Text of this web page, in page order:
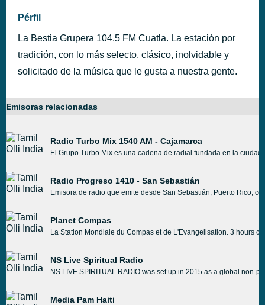
Pérfil
La Bestia Grupera 104.5 FM Cuatla. La estación por
tradición, con lo más selecto, clásico, inolvidable y
solicitado de la música que le gusta a nuestra gente.
Emisoras relacionadas
Radio Turbo Mix 1540 AM - Cajamarca
El Grupo Turbo Mix es una cadena de radial fundada en la
Radio Progreso 1410 - San Sebastián
Emisora de radio que emite desde San Sebastián, Puerto Rico,
Planet Compas
La Station Mondiale du Compas et de L'Evangelisation. 3 hours
NS Live Spiritual Radio
NS LIVE SPIRITUAL RADIO was set up in 2015 as a global non-
Media Pam Haiti